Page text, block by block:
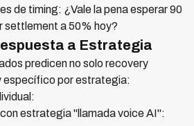
de timing: ¿Vale la pena esperar 90
settlement a 50% hoy?
a Estrategia
predicen no solo recovery
específico por estrategia:
estrategia "llamada voice AI":